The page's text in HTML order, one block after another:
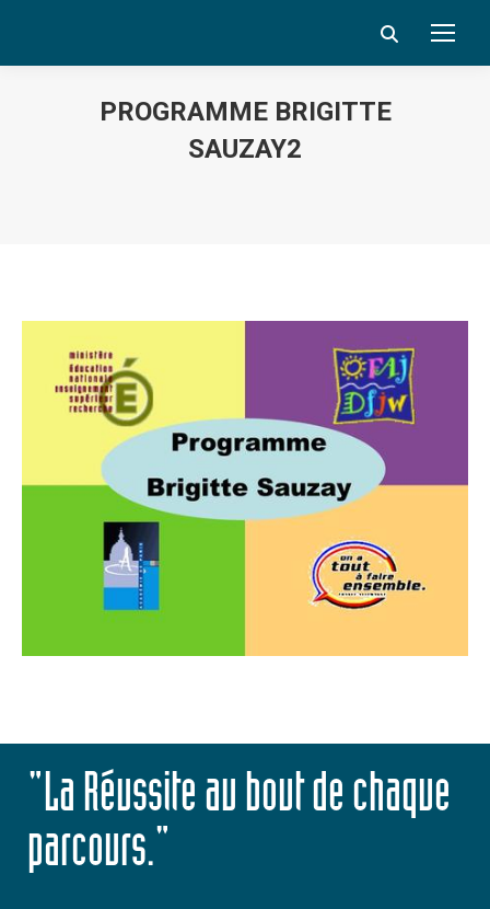
Search:
PROGRAMME BRIGITTE
SAUZAY2
"La Réussite au bout de chaque
parcours."